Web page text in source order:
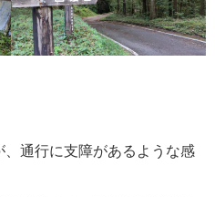
通行に支障があるような感